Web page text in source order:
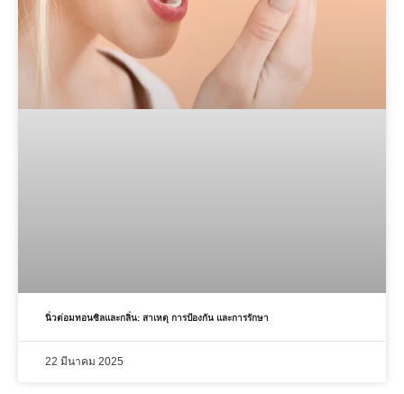
นิ่วต่อมทอนซิลและกลิ่น: สาเหตุ การป้องกัน และการรักษา
22 มีนาคม 2025